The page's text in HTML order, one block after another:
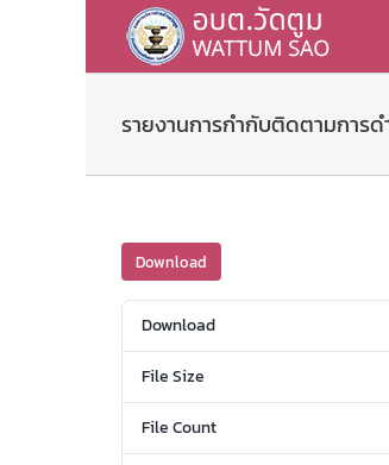
รายงานการกำกับติดตามการ
Download
Download
File Size
File Count